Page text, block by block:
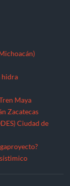
hidra
Maya
Zacatecas
Ciudad de